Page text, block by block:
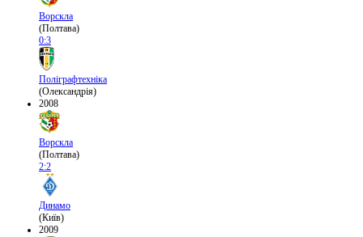
Ворскла
(Полтава)
0:3
Поліграфтехніка
(Олександрія)
2008
Ворскла
(Полтава)
2:2
Динамо
(Київ)
2009